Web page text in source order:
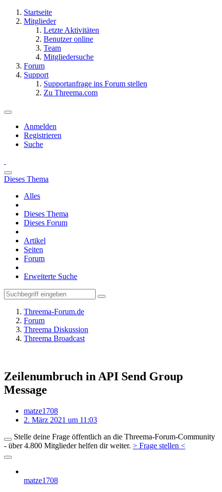
Startseite
Mitglieder
Letzte Aktivitäten
Benutzer online
Team
Mitgliedersuche
Forum
Support
Supportanfrage ins Forum stellen
Zu Threema.com
Anmelden
Registrieren
Suche
Dieses Thema
Alles
Dieses Thema
Dieses Forum
Artikel
Seiten
Forum
Erweiterte Suche
Threema-Forum.de
Forum
Threema Diskussion
Threema Broadcast
Zeilenumbruch in API Send Group
Message
matze1708
2. März 2021 um 11:03
Stelle deine Frage öffentlich an die Threema-Forum-Community
- über 4.800 Mitglieder helfen dir weiter. > Frage stellen <
matze1708